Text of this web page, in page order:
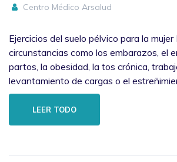
Centro Médico Arsalud
Ejercicios del suelo pélvico para la mujer
circunstancias como los embarazos, el
partos, la obesidad, la tos crónica,
levantamiento de cargas o el
LEER TODO